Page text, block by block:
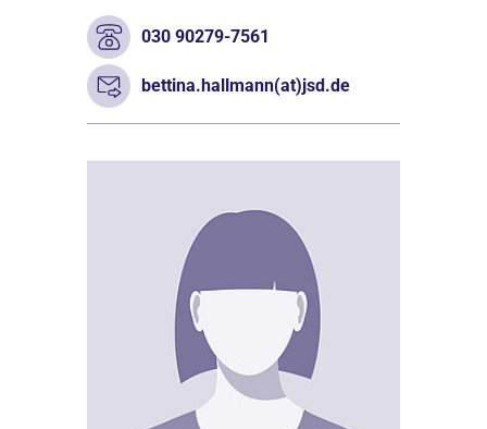
030 90279-7561
bettina.hallmann(at)jsd.de